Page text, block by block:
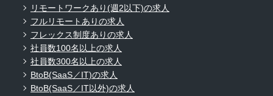
リモートワークあり(週2以下)の求人
フルリモートありの求人
フレックス制度ありの求人
社員数100名以上の求人
社員数300名以上の求人
BtoB(SaaS／IT)の求人
BtoB(SaaS／IT以外)の求人